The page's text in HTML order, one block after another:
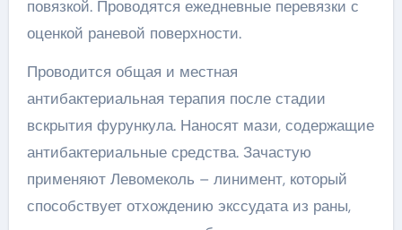
повязкой. Проводятся ежедневные перевязки с
оценкой раневой поверхности.
Проводится общая и местная
антибактериальная терапия после стадии
вскрытия фурункула. Наносят мази, содержащие
антибактериальные средства. Зачастую
применяют Левомеколь – линимент, который
способствует отхождению экссудата из раны,